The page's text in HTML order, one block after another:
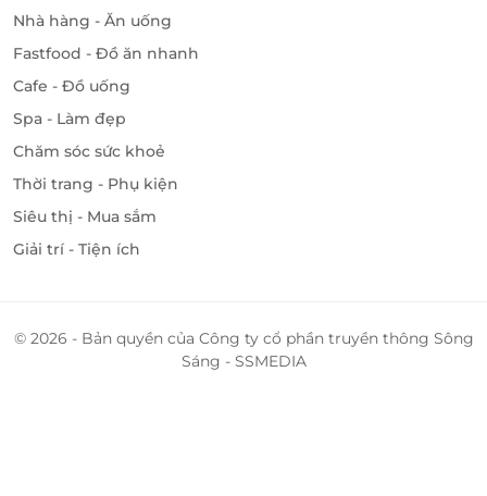
Nhà hàng - Ăn uống
Fastfood - Đồ ăn nhanh
Cafe - Đồ uống
Spa - Làm đẹp
Chăm sóc sức khoẻ
Thời trang - Phụ kiện
Siêu thị - Mua sắm
Giải trí - Tiện ích
© 2026 - Bản quyền của Công ty cổ phần truyền thông Sông
Sáng - SSMEDIA